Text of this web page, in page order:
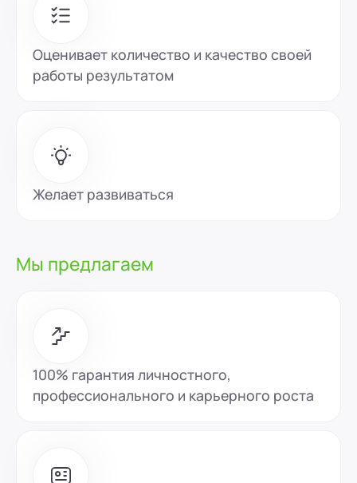
Оценивает количество и качество своей
работы результатом
Желает развиваться
Мы предлагаем
100% гарантия личностного,
профессионального и карьерного роста